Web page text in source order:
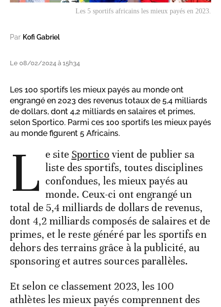
Les 5 sportifs africains les mieux payés en 2023.
Par Kofi Gabriel
Le 08/02/2024 à 15h34
Les 100 sportifs les mieux payés au monde ont
engrangé en 2023 des revenus totaux de 5,4 milliards
de dollars, dont 4,2 milliards en salaires et primes,
selon Sportico. Parmi ces 100 sportifs les mieux payés
au monde figurent 5 Africains.
L e site Sporticovient de publier sa
liste des sportifs, toutes disciplines
confondues, les mieux payés au
monde. Ceux-ci ont engrangé un
total de 5,4 milliards de dollars de revenus,
dont 4,2 milliards composés de salaires et de
primes, et le reste généré par les sportifs en
dehors des terrains grâce à la publicité, au
sponsoring et autres sources parallèles.
Et selon ce classement 2023, les 100
athlètes les mieux payés comprennent des